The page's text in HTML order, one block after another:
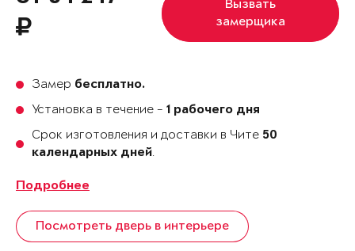
Вызвать
замерщика
Замер бесплатно.
Установка в течение - 1 рабочего дня
Срок изготовления и доставки в Чите 50
календарных дней.
Подробнее
Посмотреть дверь в интерьере